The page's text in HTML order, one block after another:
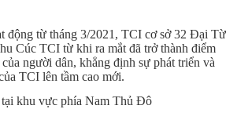
động từ tháng 3/2021, TCI cơ sở 32 Đại Từ
Cúc TCI từ khi ra mắt đã trở thành điểm
người dân, khẳng định sự phát triển và
TCI lên tầm cao mới.
khu vực phía Nam Thủ Đô